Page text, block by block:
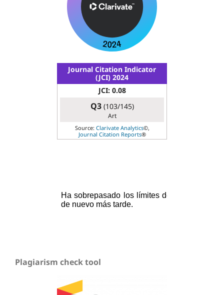
Journal Citation Indicator
(JCI) 2024
JCI: 0.08
Q3(103/145)
Art
Source: Clarivate Analytics©,
Journal Citation Reports®
Plagiarism check tool